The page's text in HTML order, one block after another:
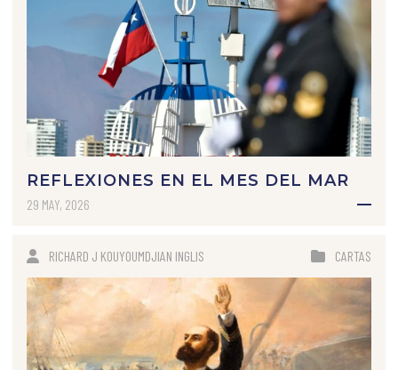
REFLEXIONES EN EL MES DEL MAR
29 MAY, 2026
RICHARD J KOUYOUMDJIAN INGLIS CARTAS